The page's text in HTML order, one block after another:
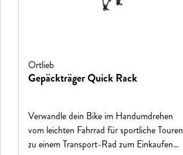
Ortlieb
Gepäckträger Quick Rack
Verwandle dein Bike im Handumdrehen
vom leichten Fahrrad für sportliche Touren
zu einem Transport-Rad zum Einkaufen